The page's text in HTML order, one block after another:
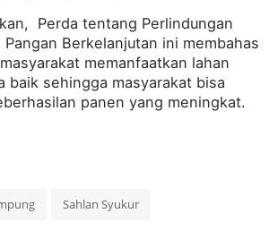
Perda tentang Perlindungan
Pangan Berkelanjutan ini membahas
memanfaatkan lahan
baik sehingga masyarakat bisa
panen yang meningkat.
Sahlan Syukur